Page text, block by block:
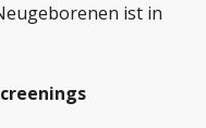
ist in